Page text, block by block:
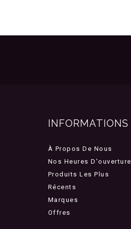
INFORMATIONS
À Propos De Nous
Nos Heures D'ouverture
Produits Les Plus
Récents
Marques
Offres